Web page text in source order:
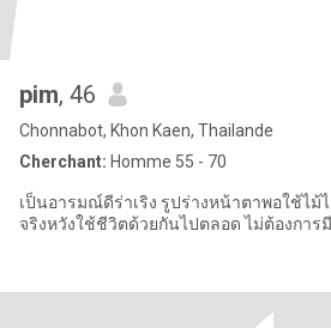
pim, 46
Chonnabot, Khon Kaen, Thailande
Cherchant: Homme 55 - 70
เป็นอารมณ์ดีร่าเริง รูปร่างหน้าตาพอใช้ไม้
จริงหวังใช้ชีวิตด้วยกันไปตลอด ไม่ต้องการ